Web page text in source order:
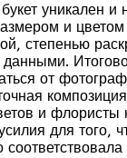
уникален и
и
степенью
от
композиция
и флористы
для того,